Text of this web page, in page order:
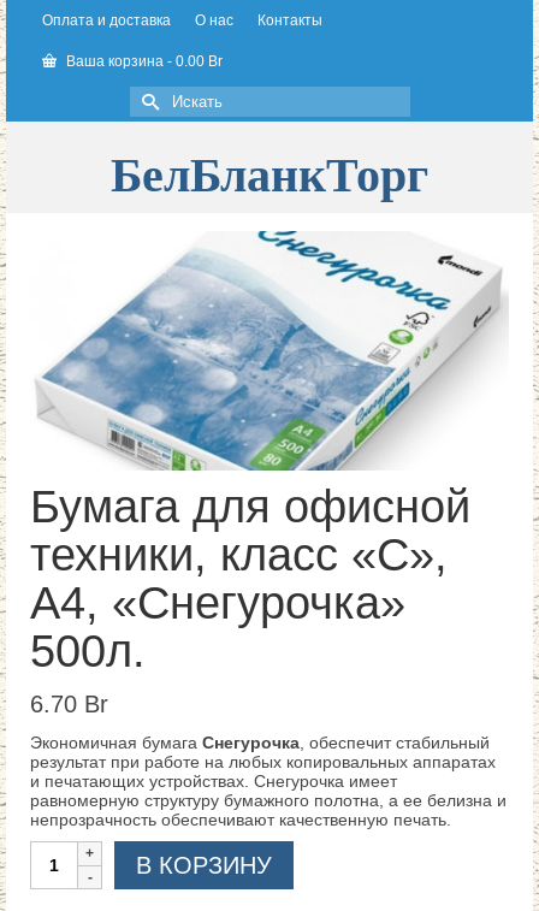
Оплата и доставка О нас Контакты
Ваша корзина - 0.00 Br
Искать:
БелБланкТорг
Бумага для офисной
техники, класс «С»,
А4, «Снегурочка»
500л.
6.70 Br
Экономичная бумага Снегурочка , обеспечит стабильный
результат при работе на любых копировальных аппаратах
и печатающих устройствах. Снегурочка имеет
равномерную структуру бумажного полотна, а ее белизна и
непрозрачность обеспечивают качественную печать.
Количество
В КОРЗИНУ